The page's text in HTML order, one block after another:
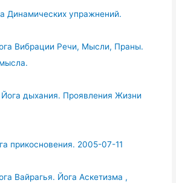
Динамических упражнений.
Вибрации Речи, Мысли, Праны.
Йога дыхания. Проявления Жизни
прикосновения. 2005-07-11
Вайрагья. Йога Аскетизма ,